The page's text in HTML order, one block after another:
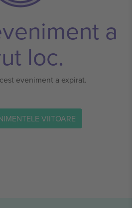
a
loc.
eveniment a expirat.
VIITOARE